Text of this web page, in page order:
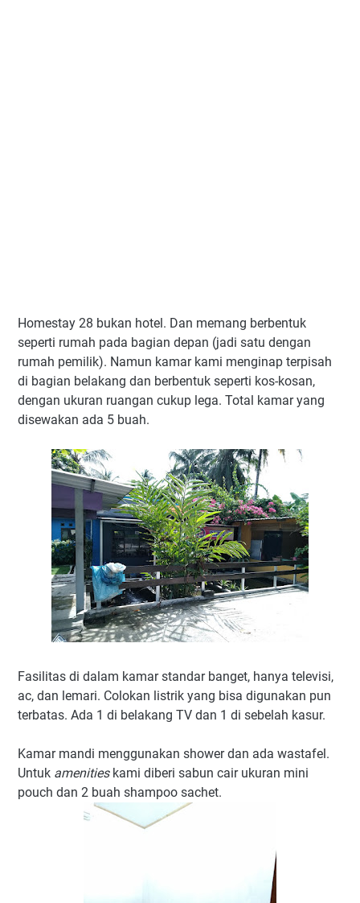
Homestay 28 bukan hotel. Dan memang berbentuk
seperti rumah pada bagian depan (jadi satu dengan
rumah pemilik). Namun kamar kami menginap terpisah
di bagian belakang dan berbentuk seperti kos-kosan,
dengan ukuran ruangan cukup lega. Total kamar yang
disewakan ada 5 buah.
Fasilitas di dalam kamar standar banget, hanya televisi,
ac, dan lemari. Colokan listrik yang bisa digunakan pun
terbatas. Ada 1 di belakang TV dan 1 di sebelah kasur.
Kamar mandi menggunakan shower dan ada wastafel.
Untuk amenities kami diberi sabun cair ukuran mini
pouch dan 2 buah shampoo sachet.